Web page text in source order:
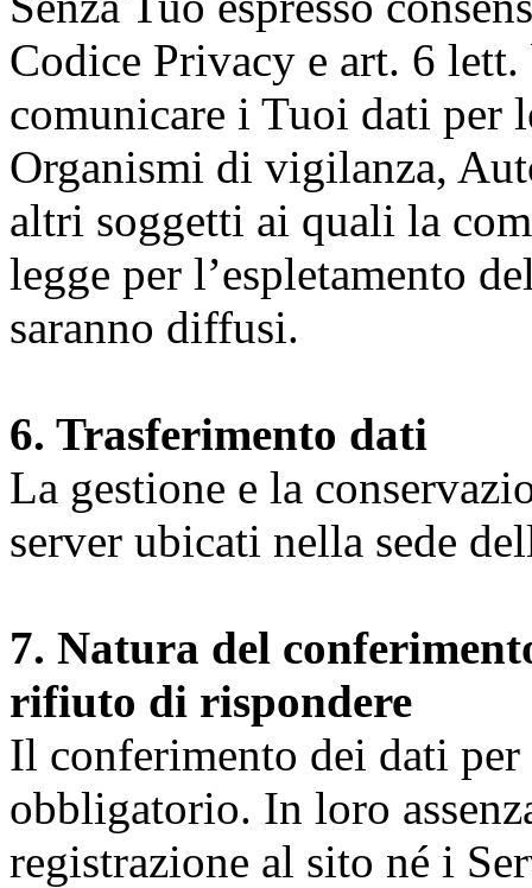
Codice Privacy e art. 6
comunicare i Tuoi dati per
Organismi di vigilanza,
altri soggetti ai quali la
legge per l’espletamento
saranno diffusi.
6. Trasferimento dati
La gestione e la
server ubicati nella sede
7. Natura del
rifiuto di rispondere
Il conferimento dei dati
obbligatorio. In loro
registrazione al sito né i